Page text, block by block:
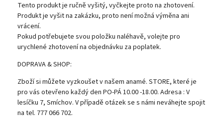
Tento produkt je ručně vyšitý, vyčkejte proto na zhotovení.
Produkt je vyšit na zakázku, proto není možná výměna ani
vrácení.
Pokud potřebujete svou položku naléhavě, volejte pro
urychlené zhotovení na objednávku za poplatek.
DOPRAVA & SHOP:
Zboží si můžete vyzkoušet v našem anamé. STORE, které je
pro vás otevřeno každý den PO-PÁ 10.00 -18.00. Adresa : V
lesíčku 7, Smíchov. V případě otázek se s námi neváhejte spojit
na tel. 777 066 702.